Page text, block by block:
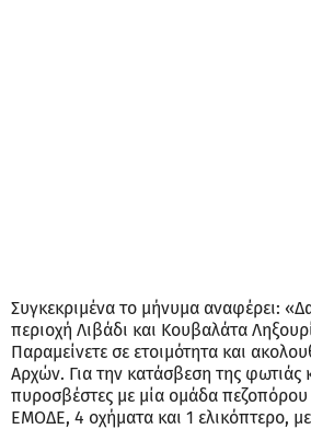
Συγκεκριμένα το μήνυμα αναφέρει:
περιοχή Λιβάδι και Κουβαλάτα
Παραμείνετε σε ετοιμότητα και
Αρχών. Για την κατάσβεση της φωτιάς
πυροσβέστες με μία ομάδα πεζοπόρου
ΕΜΟΔΕ, 4 οχήματα και 1 ελικόπτερο,